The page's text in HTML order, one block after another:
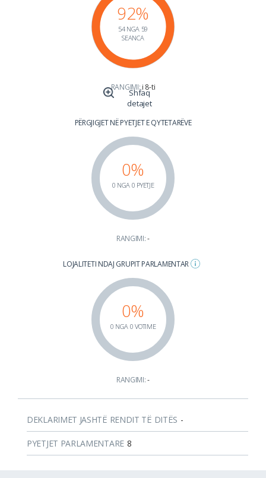
92%
54 NGA 59
SEANCA
RANGIMI: i 8-ti
Shfaq
detajet
PËRGJIGJET NË PYETJET E QYTETARËVE
0%
0 NGA 0 PYETJE
RANGIMI:-
LOJALITETI NDAJ GRUPIT PARLAMENTAR
0%
0 NGA 0 VOTIME
RANGIMI:-
DEKLARIMET JASHTË RENDIT TË DITËS -
PYETJET PARLAMENTARE 8